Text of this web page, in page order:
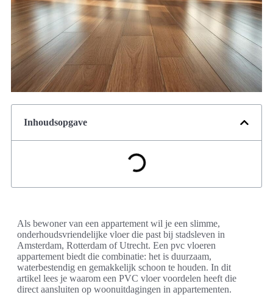
Inhoudsopgave
Als bewoner van een appartement wil je een slimme,
onderhoudsvriendelijke vloer die past bij stadsleven in
Amsterdam, Rotterdam of Utrecht. Een pvc vloeren
appartement biedt die combinatie: het is duurzaam,
waterbestendig en gemakkelijk schoon te houden. In dit
artikel lees je waarom een PVC vloer voordelen heeft die
direct aansluiten op woonuitdagingen in appartementen.